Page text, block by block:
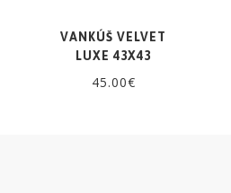
VANKÚŠ VELVET
LUXE 43X43
45.00€